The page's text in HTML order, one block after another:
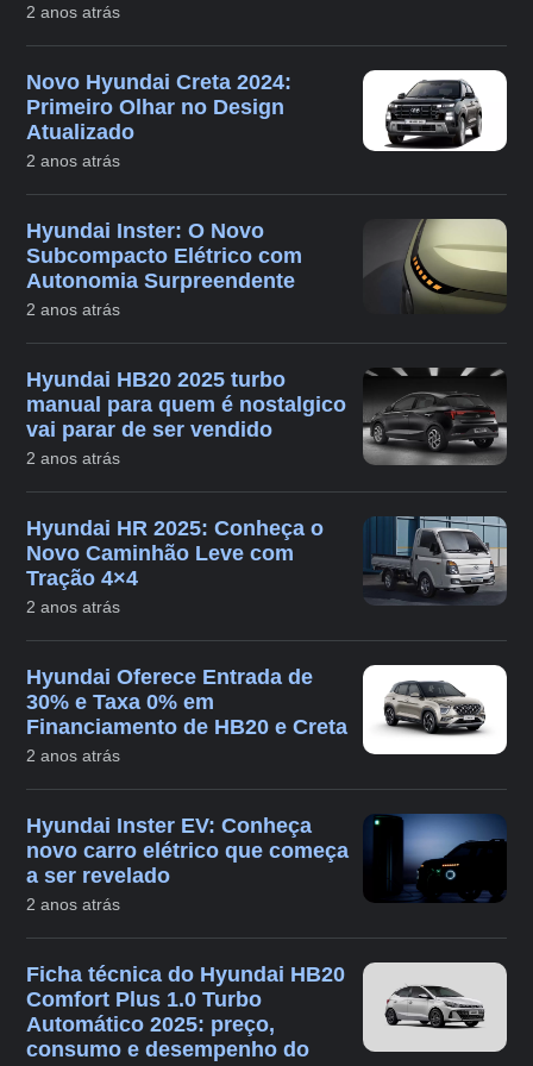
2 anos atrás
Novo Hyundai Creta 2024:
Primeiro Olhar no Design
Atualizado
2 anos atrás
Hyundai Inster: O Novo
Subcompacto Elétrico com
Autonomia Surpreendente
2 anos atrás
Hyundai HB20 2025 turbo
manual para quem é nostalgico
vai parar de ser vendido
2 anos atrás
Hyundai HR 2025: Conheça o
Novo Caminhão Leve com
Tração 4×4
2 anos atrás
Hyundai Oferece Entrada de
30% e Taxa 0% em
Financiamento de HB20 e Creta
2 anos atrás
Hyundai Inster EV: Conheça
novo carro elétrico que começa
a ser revelado
2 anos atrás
Ficha técnica do Hyundai HB20
Comfort Plus 1.0 Turbo
Automático 2025: preço,
consumo e desempenho do